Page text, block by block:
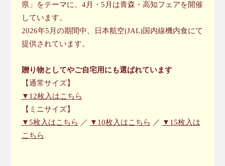
県」をテーマに、4月・5月は青森・高知フェアを開催
しています。
2026年5月の期間中、日本航空(JAL)国内線機内食にて
提供されています。
贈り物としてやご自宅用にも選ばれています
【通常サイズ】
▼12枚入はこちら
【ミニサイズ】
▼5枚入はこちら ／ ▼10枚入はこちら ／ ▼15枚入は
こちら